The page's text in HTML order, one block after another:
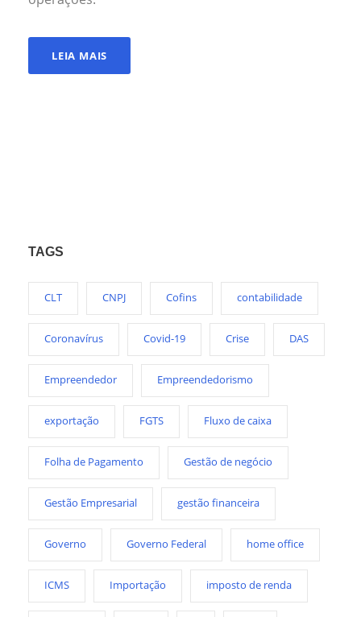
LEIA MAIS
TAGS
CLT CNPJ Cofins contabilidade
Coronavírus Covid-19 Crise DAS
Empreendedor Empreendedorismo
exportação FGTS Fluxo de caixa
Folha de Pagamento Gestão de negócio
Gestão Empresarial gestão financeira
Governo Governo Federal home office
ICMS Importação imposto de renda